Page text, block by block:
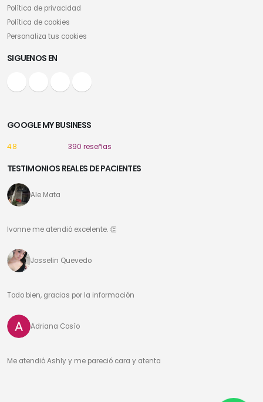
Política de privacidad
Política de cookies
Personaliza tus cookies
SIGUENOS EN
GOOGLE MY BUSINESS
4.8 390 reseñas
TESTIMONIOS REALES DE PACIENTES
Ale Mata
Ivonne me atendió excelente. 👏
Josselin Quevedo
Todo bien, gracias por la información
Adriana Cosìo
Me atendió Ashly y me pareció cara y atenta